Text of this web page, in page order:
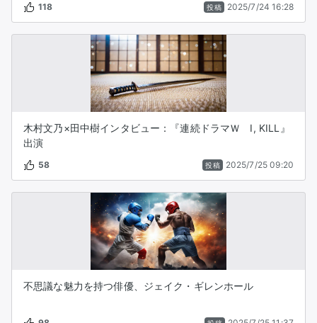
118 投稿 2025/7/24 16:28
木村文乃×田中樹インタビュー：『連続ドラマＷ I, KILL』
出演
58 投稿 2025/7/25 09:20
不思議な魅力を持つ俳優、ジェイク・ギレンホール